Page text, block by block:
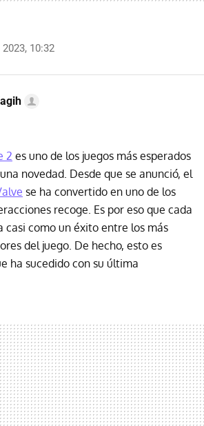
10:32
2 es uno de los juegos más esperados
novedad. Desde que se anunció, el
se ha convertido en uno de los
recoge. Es por eso que cada
casi como un éxito entre los más
del juego. De hecho, esto es
ha sucedido con su última